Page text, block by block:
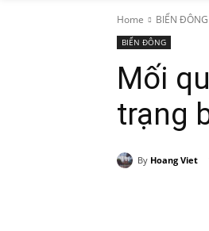
Home BIỂN ĐÔNG
BIỂN ĐÔNG
Mối
trạng
By Hoang Viet